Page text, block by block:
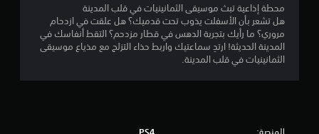
ل
ت
ق
محطة إذاعية تبث موسيقى الثمانينيات في قلب المدينة
هل تشعر بأن الأسفلت يذوب تحت قدميك؟ هل علقت في ازدحام
مروري؟ ما رأيك بتجربة الدهس في قطار مزدحم؟ التقط أنفاسك في
المدينة الحديثة! ارتدِ سماعتيك واربط حذاء التزلج مع مذياع موسيقى
الثمانينيات في قلب المدينة.
المنصة: PS4